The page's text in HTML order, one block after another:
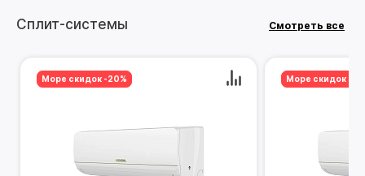
Сплит-системы Смотреть все
Море скидок -20% Море скидок -